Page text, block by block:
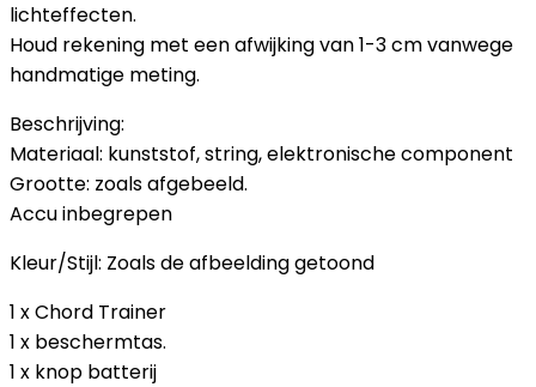
lichteffecten.
Houd rekening met een afwijking van 1-3 cm vanwege
handmatige meting.
Beschrijving:
Materiaal: kunststof, string, elektronische component
Grootte: zoals afgebeeld.
Accu inbegrepen
Kleur/Stijl: Zoals de afbeelding getoond
1 x Chord Trainer
1 x beschermtas.
1 x knop batterij